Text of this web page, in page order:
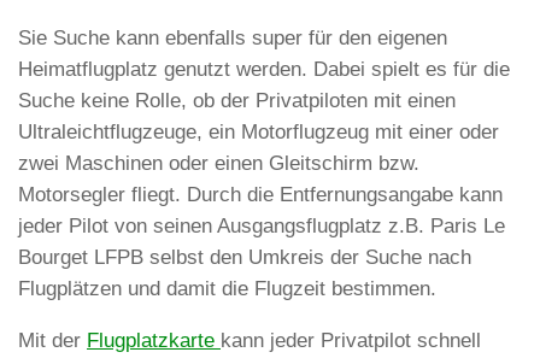
Sie Suche kann ebenfalls super für den eigenen
Heimatflugplatz genutzt werden. Dabei spielt es für die
Suche keine Rolle, ob der Privatpiloten mit einen
Ultraleichtflugzeuge, ein Motorflugzeug mit einer oder
zwei Maschinen oder einen Gleitschirm bzw.
Motorsegler fliegt. Durch die Entfernungsangabe kann
jeder Pilot von seinen Ausgangsflugplatz z.B. Paris Le
Bourget LFPB selbst den Umkreis der Suche nach
Flugplätzen und damit die Flugzeit bestimmen.
Mit der Flugplatzkarte kann jeder Privatpilot schnell